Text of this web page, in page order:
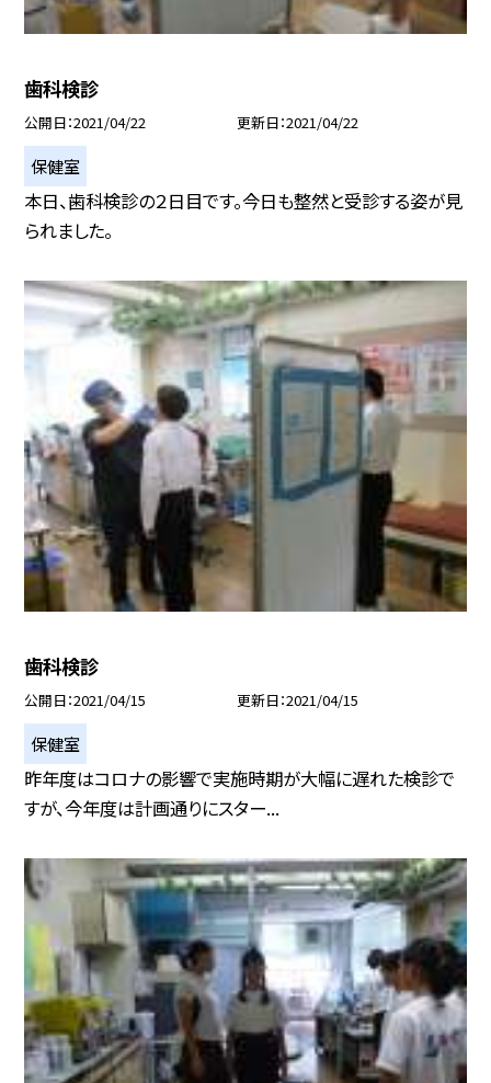
歯科検診
公開日 2021/04/22 更新日 2021/04/22
保健室
本日、歯科検診の２日目です。今日も整然と受診する姿が見
られました。
歯科検診
公開日 2021/04/15 更新日 2021/04/15
保健室
昨年度はコロナの影響で実施時期が大幅に遅れた検診で
すが、今年度は計画通りにスター...